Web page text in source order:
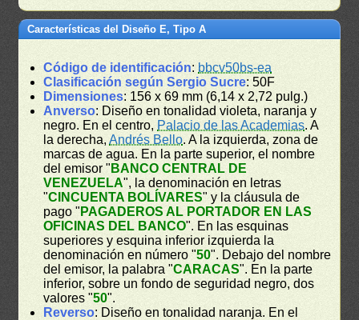
Características del Diseño E, Tipo A
Código de identificación: bbcv50bs-ea
Clasificación según Sergio Sucre: 50F
Dimensiones: 156 x 69 mm (6,14 x 2,72 pulg.)
Anverso: Diseño en tonalidad violeta, naranja y
negro. En el centro, Palacio de las Academias. A
la derecha,Andrés Bello. A la izquierda, zona de
marcas de agua. En la parte superior, el nombre
del emisor " BANCO CENTRAL DE
VENEZUELA", la denominación en letras
"CINCUENTA BOLÍVARES" y la cláusula de
pago " PAGADEROS AL PORTADOR EN LAS
OFICINAS DEL BANCO". En las esquinas
superiores y esquina inferior izquierda la
denominación en número "50". Debajo del nombre
del emisor, la palabra "CARACAS". En la parte
inferior, sobre un fondo de seguridad negro, dos
valores "50".
Reverso: Diseño en tonalidad naranja. En el